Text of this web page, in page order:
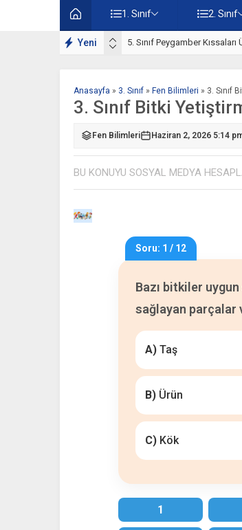
1. Sınıf 2. Sınıf
Yeni 5. Sınıf Peygamber
Anasayfa » 3. Sınıf » Fen Bilimleri » 3. Sınıf
3. Sınıf Bitki
Fen Bilimleri Haziran 2, 2026 5:14
BU KONUYU SOSYAL MEDYA
Soru: 1 / 12
Bazı bitkiler
sağlayan parçalar
A)Taş
B)Ürün
C)Kök
1